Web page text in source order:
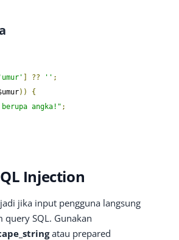
'umur' ?? '' ;
))
{
berupa angka!" ;
Injection
jika input pengguna langsung
query SQL. Gunakan
atau prepared